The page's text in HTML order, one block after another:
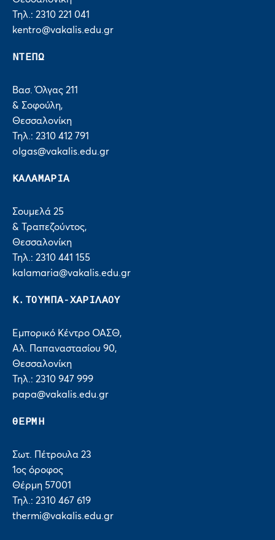
Τηλ.: 2310 221 041
kentro@vakalis.edu.gr
ΝΤΕΠΩ
Βασ. Όλγας 211
& Σοφούλη,
Θεσσαλονίκη
Τηλ.: 2310 412 791
olgas@vakalis.edu.gr
ΚΑΛΑΜΑΡΙΑ
Σουμελά 25
& Τραπεζούντος,
Θεσσαλονίκη
Τηλ.: 2310 441 155
kalamaria@vakalis.edu.gr
Κ.ΤΟΥΜΠΑ-ΧΑΡΙΛΑΟΥ
Εμπορικό Κέντρο ΟΑΣΘ,
Αλ. Παπαναστασίου 90,
Θεσσαλονίκη
Τηλ.: 2310 947 999
papa@vakalis.edu.gr
ΘΕΡΜΗ
Σωτ. Πέτρουλα 23
1ος όροφος
Θέρμη 57001
Τηλ.: 2310 467 619
thermi@vakalis.edu.gr